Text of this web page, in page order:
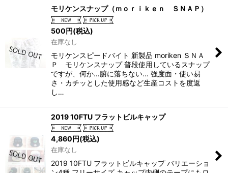
モリケンスナップ（ｍｏｒｉｋｅｎ ＳＮＡＰ）
500円(税込)
在庫なし
モリケンスピードバイト 新製品 moriken ＳＮＡ
Ｐ モリケンスナップ 普段使用しているスナップ
ですが、何か…腑に落ちない… 強度面・使い易
さ・カチッとした使用感など生産コストを度返
し…
2019 10FTU フラットビルキャップ
4,860円(税込)
在庫なし
2019 10FTU フラットビルキャップ バリエーショ